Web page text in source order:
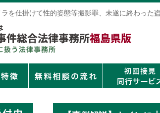
ラを仕掛けて性的姿態等撮影罪、未遂に終わった